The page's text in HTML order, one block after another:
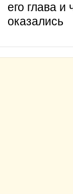
его глава и
оказались